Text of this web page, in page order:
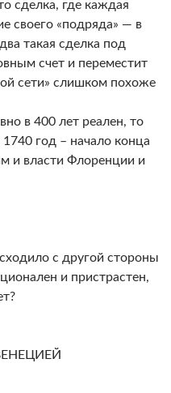
сделка, где каждая
своего «подряда» — в
такая сделка под
счет и переместит
сети» слишком похоже
в 400 лет реален, то
год – начало конца
и власти Флоренции и
с другой стороны
и пристрастен,